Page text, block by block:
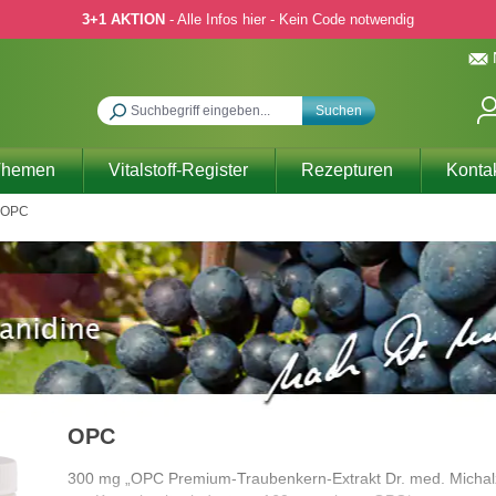
3+1 AKTION - Alle Infos hier - Kein Code notwendig
Suchen
Vitalstoff-Register Rezepturen
OPC
OPC
300 mg „OPC Premium-Traubenkern-Extrakt Dr. med.